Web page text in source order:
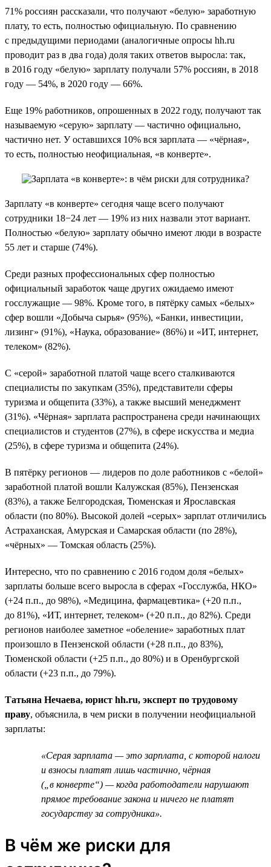
71% россиян рассказали, что получают «белую» заработную
плату, то есть, полностью официальную. По сравнению
с предыдущими периодами (аналогичные опросы hh.ru
проводит раз в два года) доля таких ответов выросла: так,
в 2016 году «белую» зарплату получали 57% россиян, в 2018
году — 54%, в 2020 году — 66%.
Еще 19% работников, опрошенных в 2022 году, получают так
называемую «серую» зарплату — частично официально,
частично нет. У оставшихся 10% вся зарплата — «чёрная»,
то есть, полностью неофициальная, «в конверте».
Зарплату «в конверте» сегодня чаще всего получают
сотрудники 18−24 лет — 19% из них назвали этот вариант.
Полностью «белую» зарплату обычно имеют люди в возрасте
55 лет и старше (74%).
Среди разных профессиональных сфер полностью
официальный заработок чаще других ожидаемо имеют
госслужащие — 98%. Кроме того, в пятёрку самых «белых»
сфер вошли «Добыча сырья» (95%), «Банки, инвестиции,
лизинг» (91%), «Наука, образование» (86%) и «ИТ, интернет,
телеком» (82%).
С «серой» заработной платой чаще всего сталкиваются
специалисты по закупкам (35%), представители сферы
туризма и общепита (33%), а также высший менеджмент
(31%). «Чёрная» зарплата распространена среди начинающих
специалистов и студентов (27%), в сфере искусства и медиа
(25%), в сфере туризма и общепита (24%).
В пятёрку регионов — лидеров по доле работников с «белой»
заработной платой вошли Калужская (85%), Пензенская
(83%), а также Белгородская, Тюменская и Ярославская
области (по 80%). Высокой долей «серых» зарплат отличились
Астраханская, Амурская и Самарская области (по 28%),
«чёрных» — Томская область (25%).
Интересно, что по сравнению с 2016 годом доля «белых»
зарплаты больше всего выросла в сферах «Госслужба, НКО»
(+24 п.п., до 98%), «Медицина, фармацевтика» (+20 п.п.,
до 81%), «ИТ, интернет, телеком» (+20 п.п., до 82%). Среди
регионов наиболее заметное «обеление» заработных плат
произошло в Пензенской области (+28 п.п., до 83%),
Тюменской области (+25 п.п., до 80%) и в Оренбургской
области (+23 п.п., до 79%).
Татьяна Нечаева, юрист hh.ru, эксперт по трудовому
праву, объяснила, в чем риски в получении неофициальной
зарплаты:
«Серая зарплата — это зарплата, с которой налоги
и взносы платят лишь частично, чёрная
(„в конверте“) — когда работодатели нарушают
прямое требование закона и ничего не платят
государству за сотрудника».
В чём же риски для